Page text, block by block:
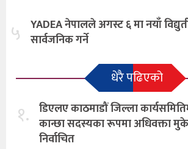
५ YADEA नेपालले अगस्ट ६ मा नयाँ
सार्वजनिक गर्ने
धेरै पढिएको
१. डिएलए काठमाडौं जिल्ला
कान्छा सदस्यका रूपमा अधिवक्ता
निर्वाचित